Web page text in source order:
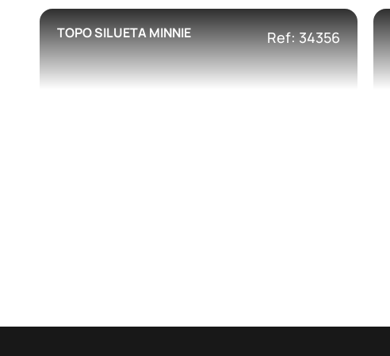
TOPO SILUETA MINNIE Ref: 34356